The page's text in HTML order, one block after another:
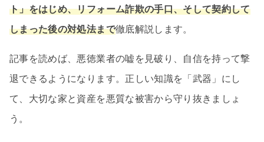
ト」をはじめ、リフォーム詐欺の手口、そして契約して
しまった後の対処法まで徹底解説します。
記事を読めば、悪徳業者の嘘を見破り、自信を持って撃
退できるようになります。正しい知識を「武器」にし
て、大切な家と資産を悪質な被害から守り抜きましょ
う。